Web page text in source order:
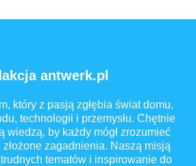
antwerk.pl
który z pasją zgłębia świat domu,
technologii i przemysłu. Chętnie
wiedzą, by każdy mógł zrozumieć
zagadnienia. Naszą misją
tematów i inspirowanie do